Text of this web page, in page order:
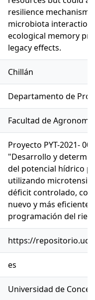
resilience
microbiota
ecological memory
legacy effects.
Chillán
Departamento de
Facultad de Agronomía
Proyecto PYT-2021-
"Desarrollo y
del potencial hídrico
utilizando
déficit controlado,
nuevo y más eficiente
programación del
https://
es
Universidad de